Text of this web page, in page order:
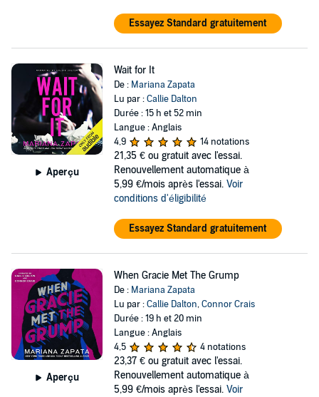
Essayez Standard gratuitement
Aperçu
Wait for It
De : Mariana Zapata
Lu par :Callie Dalton
Durée : 15 h et 52 min
Langue : Anglais
4,9
14 notations
21,35 € ou gratuit avec l'essai.
Renouvellement automatique à
5,99 €/mois après l'essai. Voir
conditions d'éligibilité
Essayez Standard gratuitement
Aperçu
When Gracie Met The Grump
De : Mariana Zapata
Lu par :Callie Dalton,Connor Crais
Durée : 19 h et 20 min
Langue : Anglais
4,5
4 notations
23,37 € ou gratuit avec l'essai.
Renouvellement automatique à
5,99 €/mois après l'essai. Voir